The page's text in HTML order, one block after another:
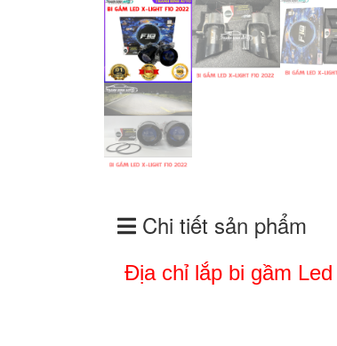
Chi tiết sản phẩm
Địa chỉ lắp bi gầm